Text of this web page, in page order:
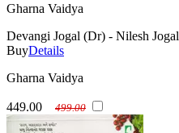
Gharna Vaidya
Devangi Jogal (Dr) - Nilesh Jogal
BuyDetails
Gharna Vaidya
449.00 499.00